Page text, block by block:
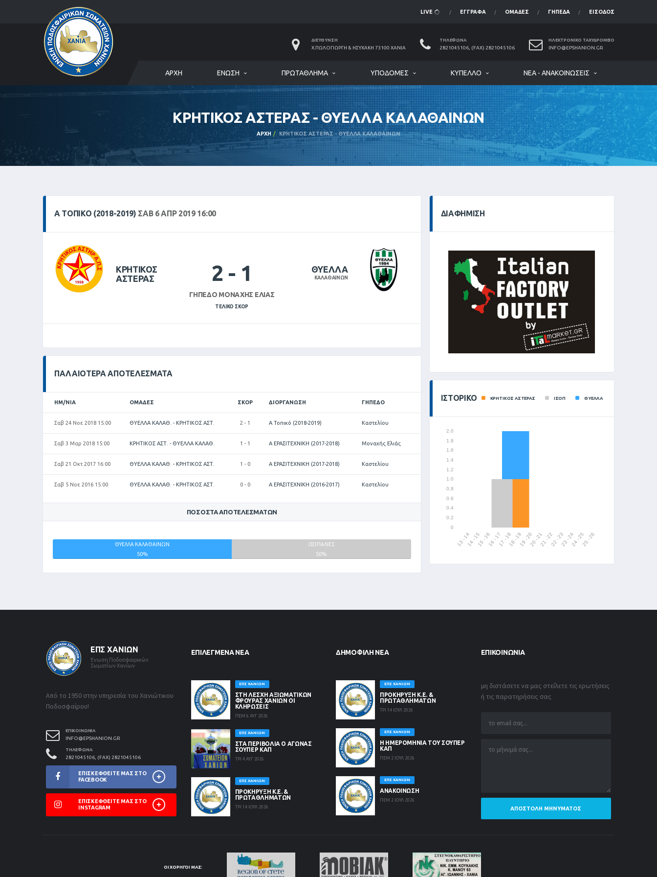
LIVE ΈΓΓΡΑΦΑ ΟΜΆΔΕΣ ΓΉΠΕΔΑ ΕΊΣΟΔΟΣ
ΔΙΕΎΘΥΝΣΗ
Χ.ΠΩΛΟΓΙΏΡΓΗ & ΗΣΥΧΆΚΗ 73100 ΧΑΝΙΆ
ΤΗΛΈΦΩΝΑ
2821045106, (FAX) 2821045106
ΗΛΕΚΤΡΟΝΙΚΌ ΤΑΧΥΔΡΟΜΕΊΟ
INFO@EPSHANION.GR
ΑΡΧΉ ΈΝΩΣΗ ΠΡΩΤΆΘΛΗΜΑ ΥΠΟΔΟΜΈΣ ΚΎΠΕΛΛΟ ΝΈΑ - ΑΝΑΚΟΙΝΏΣΕΙΣ
ΚΡΗΤΙΚΟΣ ΑΣΤΕΡΑΣ - ΘΥΕΛΛΑ ΚΑΛΑΘΑΙΝΩΝ
ΑΡΧΉ ΚΡΗΤΙΚΟΣ ΑΣΤΕΡΑΣ - ΘΥΕΛΛΑ ΚΑΛΑΘΑΙΝΩΝ
Α ΤΟΠΙΚΌ (2018-2019) ΣΑΒ 6 ΑΠΡ 2019 16:00
ΚΡΗΤΙΚΟΣ
ΑΣΤΕΡΑΣ
2 - 1
ΓΉΠΕΔΟ ΜΟΝΑΧΉΣ ΕΛΙΆΣ
ΤΕΛΙΚΌ ΣΚΟΡ
ΘΥΕΛΛΑ
ΚΑΛΑΘΑΙΝΩΝ
ΠΑΛΑΙΌΤΕΡΑ ΑΠΟΤΕΛΈΣΜΑΤΑ
ΗΜ/ΝΊΑ ΟΜΆΔΕΣ ΣΚΟΡ ΔΙΟΡΓΆΝΩΣΗ ΓΉΠΕΔΟ
Σαβ 24 Νοε 2018 15:00 ΘΥΕΛΛΑ ΚΑΛΑΘ. - ΚΡΗΤΙΚΟΣ ΑΣΤ. 2 - 1 Α Τοπικό (2018-2019) Καστελίου
Σαβ 3 Μαρ 2018 15:00 ΚΡΗΤΙΚΟΣ ΑΣΤ. - ΘΥΕΛΛΑ ΚΑΛΑΘ. 1 - 1 Α ΕΡΑΣΙΤΕΧΝΙΚΗ (2017-2018) Μοναχής Ελιάς
Σαβ 21 Οκτ 2017 16:00 ΘΥΕΛΛΑ ΚΑΛΑΘ. - ΚΡΗΤΙΚΟΣ ΑΣΤ. 1 - 0 Α ΕΡΑΣΙΤΕΧΝΙΚΗ (2017-2018) Καστελίου
Σαβ 5 Νοε 2016 15:00 ΘΥΕΛΛΑ ΚΑΛΑΘ. - ΚΡΗΤΙΚΟΣ ΑΣΤ. 0 - 0 Α ΕΡΑΣΙΤΕΧΝΙΚΗ (2016-2017) Καστελίου
ΠΟΣΟΣΤΆ ΑΠΟΤΕΛΕΣΜΆΤΩΝ
ΘΥΕΛΛΑ ΚΑΛΑΘΑΙΝΩΝ
50%
ΙΣΟΠΑΛΙΕΣ
50%
ΔΙΑΦΉΜΙΣΗ
ΙΣΤΟΡΙΚΌ ΚΡΗΤΙΚΟΣ ΑΣΤΕΡΑΣ ΙΣΟΠ ΘΥΕΛΛΑ
ΕΠΣ ΧΑΝΊΩΝ
Ένωση Ποδοσφαιρικών
Σωματίων Χανίων
Από το 1950 στην υπηρεσία του Χανιώτικου
Ποδοσφαίρου!
ΕΠΙΚΟΙΝΩΝΊΑ
INFO@EPSHANION.GR
ΤΗΛΈΦΩΝΑ
2821045106, (FAX) 2821045106
ΕΠΙΣΚΕΦΘΕΊΤΕ ΜΑΣ ΣΤΟ
FACEBOOK
ΕΠΙΣΚΕΦΘΕΊΤΕ ΜΑΣ ΣΤΟ
INSTAGRAM
ΕΠΙΛΕΓΜΈΝΑ ΝΈΑ
ΕΠΣ ΧΑΝΊΩΝ
ΣΤΗ ΛΈΣΧΗ ΑΞΙΩΜΑΤΙΚΏΝ
ΦΡΟΥΡΆΣ ΧΑΝΊΩΝ ΟΙ
ΚΛΗΡΏΣΕΙΣ
ΠΕΜ 6 ΑΥΓ 2026
ΕΠΣ ΧΑΝΊΩΝ
ΣΤΑ ΠΕΡΙΒΟΛΙΑ Ο ΑΓΩΝΑΣ
ΣΟΥΠΕΡ ΚΑΠ
ΤΡΙ 4 ΑΥΓ 2026
ΕΠΣ ΧΑΝΊΩΝ
ΠΡΟΚΗΡΥΞΗ Κ.Ε. &
ΠΡΩΤΑΘΛΗΜΑΤΩΝ
ΤΡΙ 14 ΙΟΥΛ 2026
ΔΗΜΟΦΙΛΉ ΝΈΑ
ΕΠΣ ΧΑΝΊΩΝ
ΠΡΟΚΗΡΥΞΗ Κ.Ε. &
ΠΡΩΤΑΘΛΗΜΑΤΩΝ
ΤΡΙ 14 ΙΟΥΛ 2026
ΕΠΣ ΧΑΝΊΩΝ
Η ΗΜΕΡΟΜΗΝΙΑ ΤΟΥ ΣΟΥΠΕΡ
ΚΑΠ
ΠΕΜ 2 ΙΟΥΛ 2026
ΕΠΣ ΧΑΝΊΩΝ
ΑΝΑΚΟΙΝΩΣΗ
ΠΕΜ 2 ΙΟΥΛ 2026
ΕΠΙΚΟΙΝΩΝΊΑ
μη διστάσετε να μας στείλετε τις ερωτήσεις
ή τις παρατηρήσεις σας
ΑΠΟΣΤΟΛΉ ΜΗΝΎΜΑΤΟΣ
ΟΙ ΧΟΡΗΓΟΊ ΜΑΣ: